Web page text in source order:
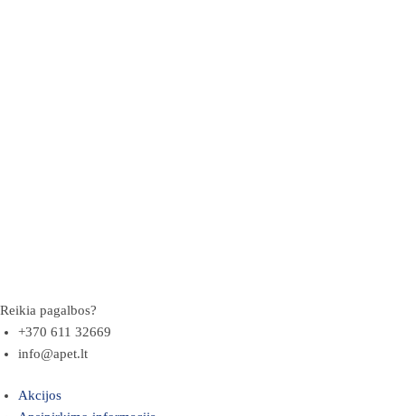
Reikia pagalbos?
+370 611 32669
info@apet.lt
Akcijos